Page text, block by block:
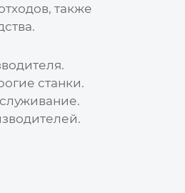
также
станки.